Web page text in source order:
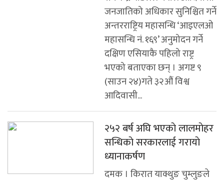
जनजातिको अधिकार सुनिश्चित गर्ने
अन्तरराष्ट्रिय महासन्धि ‘आइएलओ
महासन्धि नं. १६९’ अनुमोदन गर्ने
दक्षिण एसियाकै पहिलो राष्ट्र
भएको बताएका छन् । अगष्ट ९
(साउन २४)गते ३२औं विश्व
आदिवासी...
२५२ बर्ष अघि भएकाे लालमाेहर
सन्धिकाे सरकारलाई गरायाे
ध्यानाकर्षण
दमक । किरात याक्थुङ चुम्लुङले